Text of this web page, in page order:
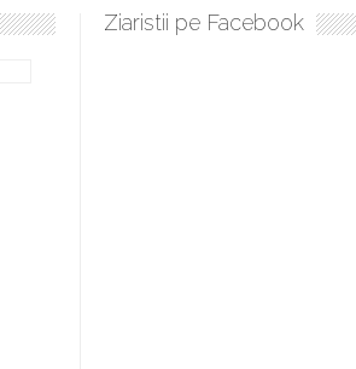
Sculați, sculați, boieri mari! Sara Nukina
Ziaristii pe Facebook